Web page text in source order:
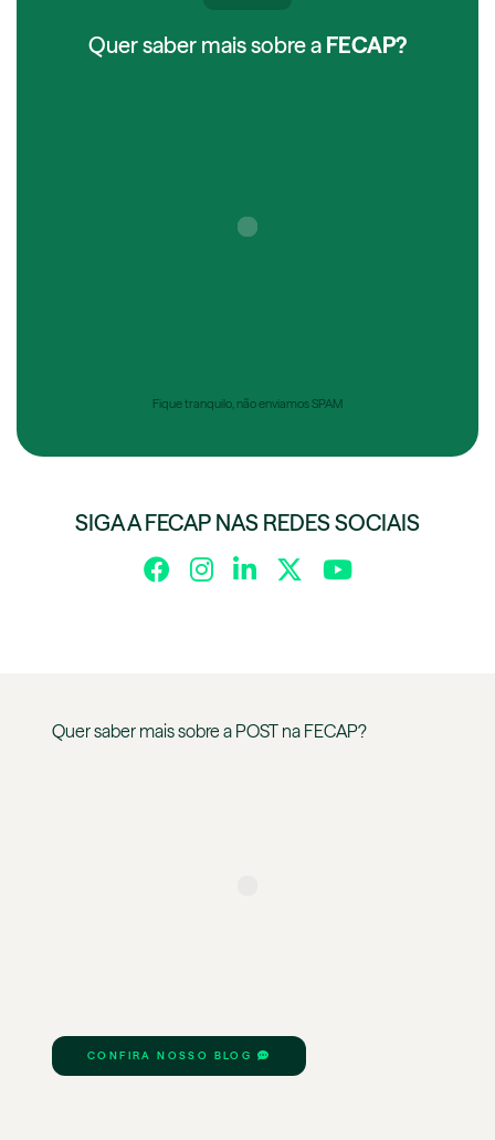
Quer saber mais sobre a FECAP?
Fique tranquilo, não enviamos SPAM
SIGA A FECAP NAS REDES SOCIAIS
Quer saber mais sobre a POST na FECAP?
CONFIRA NOSSO BLOG